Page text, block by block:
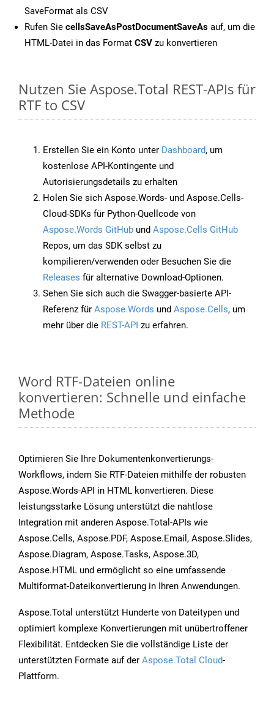
SaveFormat als CSV
Rufen Sie cellsSaveAsPostDocumentSaveAs auf, um die
HTML-Datei in das Format CSV zu konvertieren
Nutzen Sie Aspose.Total REST-APIs für
RTF to CSV
Erstellen Sie ein Konto unter Dashboard, um
kostenlose API-Kontingente und
Autorisierungsdetails zu erhalten
Holen Sie sich Aspose.Words- und Aspose.Cells-
Cloud-SDKs für Python-Quellcode von
Aspose.Words GitHub und Aspose.Cells GitHub
Repos, um das SDK selbst zu
kompilieren/verwenden oder Besuchen Sie die
Releases für alternative Download-Optionen.
Sehen Sie sich auch die Swagger-basierte API-
Referenz für Aspose.Words und Aspose.Cells, um
mehr über die REST-API zu erfahren.
Word RTF-Dateien online
konvertieren: Schnelle und einfache
Methode
Optimieren Sie Ihre Dokumentenkonvertierungs-
Workflows, indem Sie RTF-Dateien mithilfe der robusten
Aspose.Words-API in HTML konvertieren. Diese
leistungsstarke Lösung unterstützt die nahtlose
Integration mit anderen Aspose.Total-APIs wie
Aspose.Cells, Aspose.PDF, Aspose.Email, Aspose.Slides,
Aspose.Diagram, Aspose.Tasks, Aspose.3D,
Aspose.HTML und ermöglicht so eine umfassende
Multiformat-Dateikonvertierung in Ihren Anwendungen.
Aspose.Total unterstützt Hunderte von Dateitypen und
optimiert komplexe Konvertierungen mit unübertroffener
Flexibilität. Entdecken Sie die vollständige Liste der
unterstützten Formate auf der Aspose.Total Cloud-
Plattform.